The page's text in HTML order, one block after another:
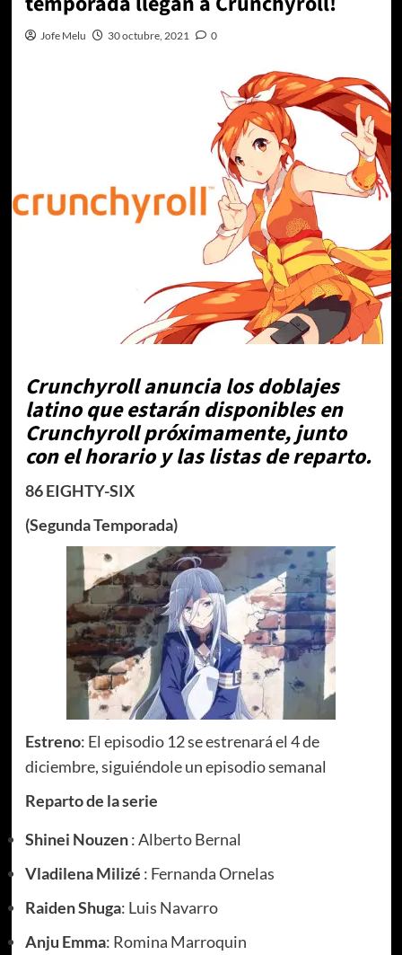
Jofe Melu 30 octubre, 2021 0
Crunchyroll anuncia los doblajes
latino que estarán disponibles en
Crunchyroll próximamente, junto
con el horario y las listas de reparto.
86 EIGHTY-SIX
(Segunda Temporada)
Estreno: El episodio 12 se estrenará el 4 de
diciembre, siguiéndole un episodio semanal
Reparto de la serie
Shinei Nouzen: Alberto Bernal
Vladilena Milizé : Fernanda Ornelas
Raiden Shuga: Luis Navarro
Anju Emma: Romina Marroquin